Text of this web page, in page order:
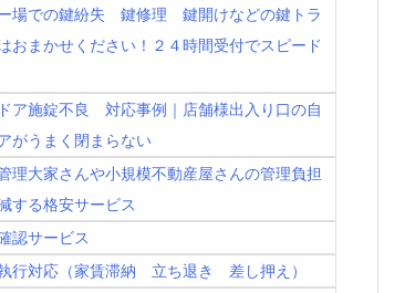
場での鍵紛失 鍵修理 鍵開けなどの鍵トラ
おまかせください！２４時間受付でスピード
ア施錠不良 対応事例｜店舗様出入り口の自
がうまく閉まらない
理大家さんや小規模不動産屋さんの管理負担
する格安サービス
認サービス
行対応（家賃滞納 立ち退き 差し押え）